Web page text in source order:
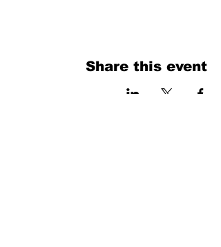
Share this event